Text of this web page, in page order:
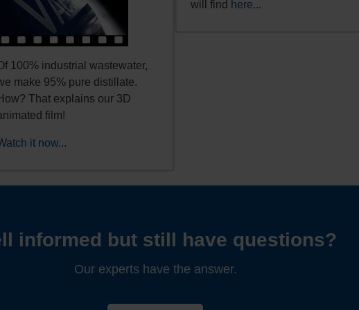
will find here...
100% industrial wastewater,
make 95% pure distillate.
That explains our 3D
film!
it now...
informed but still have questions?
Our experts have the answer.